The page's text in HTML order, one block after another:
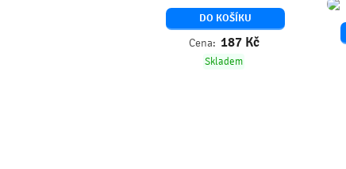
DO KOŠÍKU
Cena: 187 Kč
Skladem